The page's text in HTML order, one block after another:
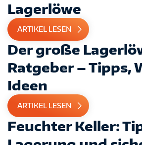
Lagerlöwe
ARTIKEL LESEN
Der große
Ratgeber – Tipps,
Ideen
ARTIKEL LESEN
Feuchter Keller: